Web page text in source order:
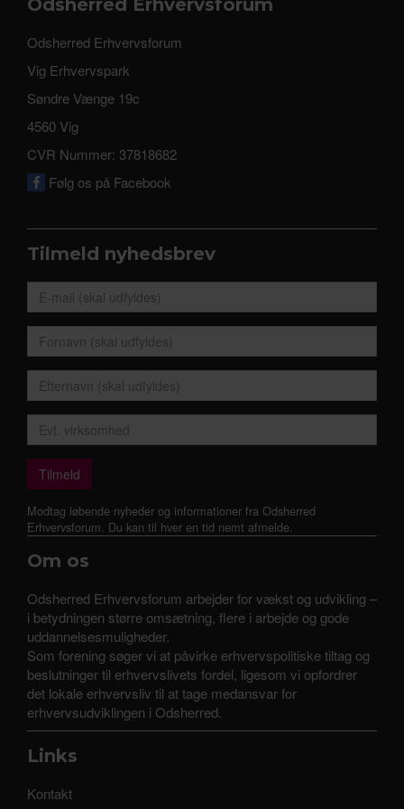
Odsherred Erhvervsforum
Odsherred Erhvervsforum
Vig Erhvervspark
Søndre Vænge 19c
4560 Vig
CVR Nummer: 37818682
Følg os på Facebook
Tilmeld nyhedsbrev
Modtag løbende nyheder og informationer fra Odsherred
Erhvervsforum. Du kan til hver en tid nemt afmelde.
Om os
Odsherred Erhvervsforum arbejder for vækst og udvikling –
i betydningen større omsætning, flere i arbejde og gode
uddannelsesmuligheder.
Som forening søger vi at påvirke erhvervspolitiske tiltag og
beslutninger til erhvervslivets fordel, ligesom vi opfordrer
det lokale erhvervsliv til at tage medansvar for
erhvervsudviklingen i Odsherred.
Links
Kontakt